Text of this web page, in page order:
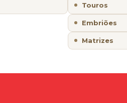
Touros
Embriões
Matrizes